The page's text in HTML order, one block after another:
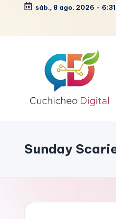
sáb., 8 ago. 2026 -
C
c
i
Crochet,
Más
Sunday